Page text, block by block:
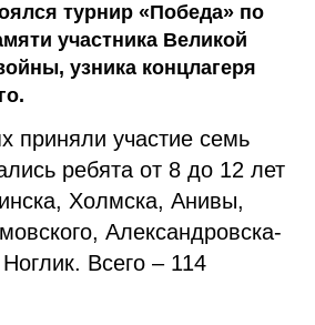
турнир «Победа» по
участника Великой
узника концлагеря
приняли участие семь
ребята от 8 до 12 лет
Холмска, Анивы,
Александровска-
Всего – 114